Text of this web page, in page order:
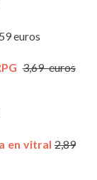
euros
3,69 euros
en vitral 2,89